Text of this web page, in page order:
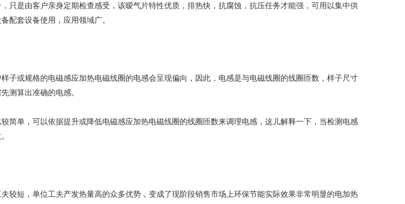
只是由客户亲身定期检查感受，该暧气片特性优质，排热快，抗腐蚀，抗压任务才能强，可用以集中供
配套设备使用，应用领域广。
子或规格的电磁感应加热电磁线圈的电感会呈现偏向，因此，电感是与电磁线圈的线圈匝数，样子尺寸
测算出准确的电感。
简单，可以依据提升或降低电磁感应加热电磁线圈的线圈匝数来调理电感，这儿解释一下，当检测电感
较短，单位工夫产发热量高的众多优势，变成了现阶段销售市场上环保节能实际效果非常明显的电加热